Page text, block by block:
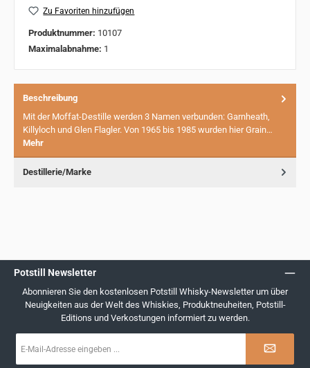
Zu Favoriten hinzufügen
Produktnummer: 10107
Maximalabnahme: 1
Beschreibung
Mit der Moffat-Destille werden 3 Namen verbunden: Garnheath,
Killyloch und Glen Flagler. Von 1965 bis 1985 wurden hier Grain…
Mehr
Destillerie/Marke
Potstill Newsletter
Abonnieren Sie den kostenlosen Potstill Whisky-Newsletter um über
Neuigkeiten aus der Welt des Whiskies, Produktneuheiten, Potstill-
Editions und Verkostungen informiert zu werden.
Mail-